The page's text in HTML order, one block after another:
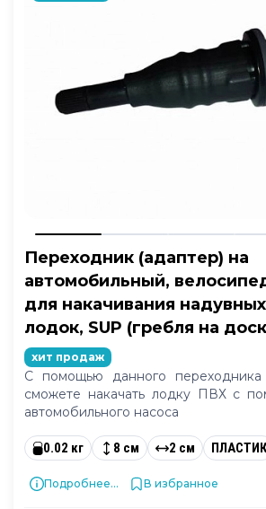
Переходник (адаптер) на
автомобильный,
для накачивания
лодок, SUP (гребля на
хит продаж
С помощью данного
сможете накачать лодку ПВХ с
автомобильного насоса
0.02 кг 8 см 2 см ПЛАСТИК
Подробнее... В избранное